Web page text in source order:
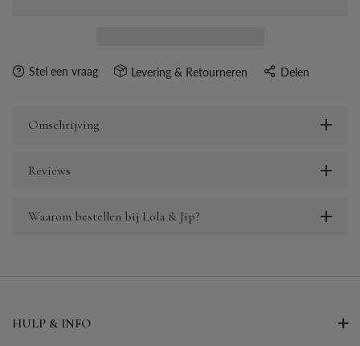
Stel een vraag Levering & Retourneren Delen
Omschrijving
Reviews
Waarom bestellen bij Lola & Jip?
HULP & INFO